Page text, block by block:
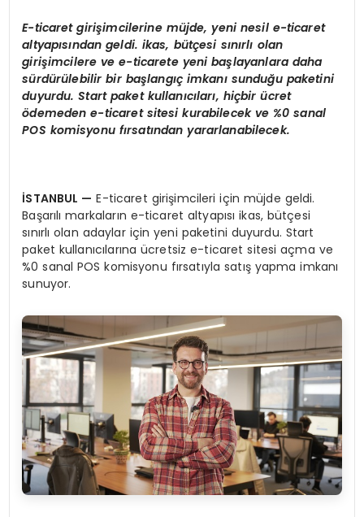
E-ticaret girişimcilerine müjde, yeni nesil e-ticaret
altyapısından geldi. ikas, bütçesi sınırlı olan
girişimcilere ve e-ticarete yeni başlayanlara daha
sürdürülebilir bir başlangıç imkanı sunduğu paketini
duyurdu. Start paket kullanıcıları, hiçbirücret
ödemeden e-ticaret sitesi kurabilecek ve %0 sanal
POS komisyonu fırsatından yararlanabilecek.
İSTANBUL — E-ticaret girişimcileri için müjde geldi.
Başarılı markaların e-ticaret altyapısı ikas, bütçesi
sınırlı olan adaylar için yeni paketini duyurdu. Start
paket kullanıcılarına ücretsiz e-ticaret sitesi açma ve
%0 sanal POS komisyonu fırsatıyla satış yapma imkanı
sunuyor.